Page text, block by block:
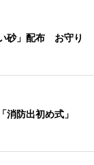
砂」配布 お守り
消防出初め式」